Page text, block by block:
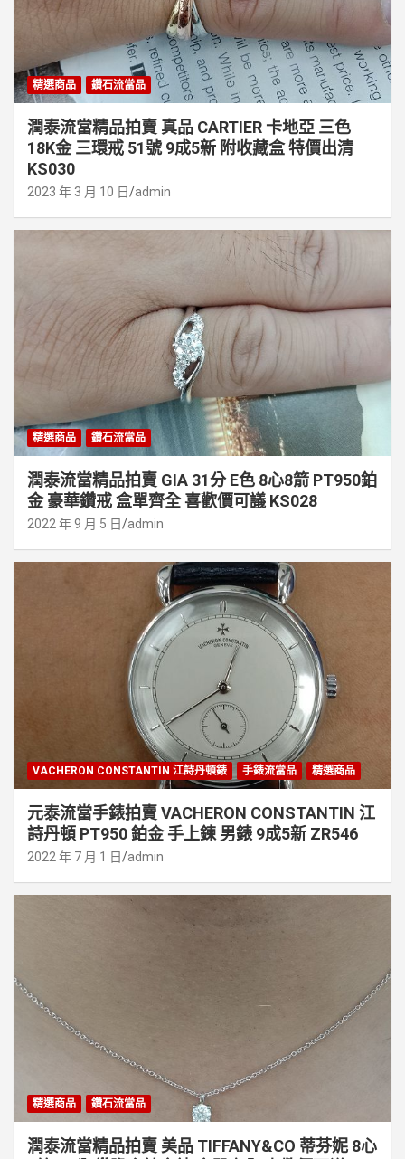
精選商品 鑽石流當品
潤泰流當精品拍賣 真品 CARTIER 卡地亞 三色
18K金 三環戒 51號 9成5新 附收藏盒 特價出清
KS030
2023 年 3 月 10 日 admin
精選商品 鑽石流當品
潤泰流當精品拍賣 GIA 31分 E色 8心8箭 PT950鉑
金 豪華鑽戒 盒單齊全 喜歡價可議 KS028
2022 年 9 月 5 日 admin
VACHERON CONSTANTIN 江詩丹頓錶 手錶流當品 精選商品
元泰流當手錶拍賣 VACHERON CONSTANTIN 江
詩丹頓 PT950 鉑金 手上鍊 男錶 9成5新 ZR546
2022 年 7 月 1 日 admin
精選商品 鑽石流當品
潤泰流當精品拍賣 美品 TIFFANY&CO 蒂芬妮 8心